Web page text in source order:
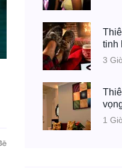
tinh
3
1